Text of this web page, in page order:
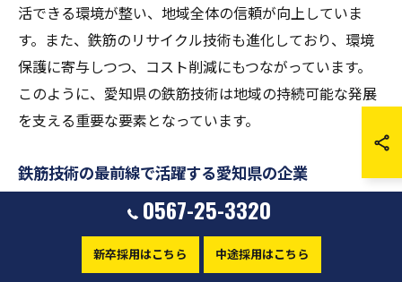
活できる環境が整い、地域全体の信頼が向上していま
す。また、鉄筋のリサイクル技術も進化しており、環境
保護に寄与しつつ、コスト削減にもつながっています。
このように、愛知県の鉄筋技術は地域の持続可能な発展
を支える重要な要素となっています。
鉄筋技術の最前線で活躍する愛知県の企業
愛知県には、鉄筋技術の最前線で活躍する企業が多数存
在します。これらの企業は、最新の鉄筋加工技術や施工
方法を導入し、効率的な建設業務を実現しています。例
0567-25-3320
新卒採用はこちら 中途採用はこちら